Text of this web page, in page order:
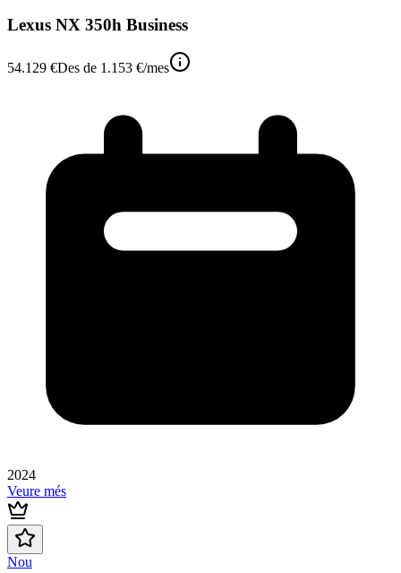
Lexus NX 350h Business
54.129 €Des de 1.153 €/mes
2024
Veure més
Nou